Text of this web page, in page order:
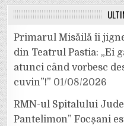
Primarul Misăilă îi
din Teatrul Pastia: „Ei
atunci când vorbesc
cuvin”!” 01/08/2026
RMN-ul Spitalului
Pantelimon” Focșani